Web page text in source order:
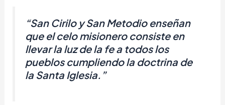
“San Cirilo y San Metodio enseñan
que el celo misionero consiste en
llevar la luz de la fe a todos los
pueblos cumpliendo la doctrina de
la Santa Iglesia.”